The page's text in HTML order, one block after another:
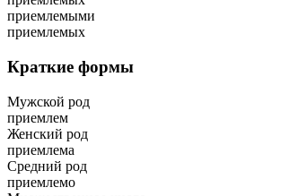
приемлемыми
приемлемых
Краткие формы
Мужской род
приемлем
Женский род
приемлема
Средний род
приемлемо